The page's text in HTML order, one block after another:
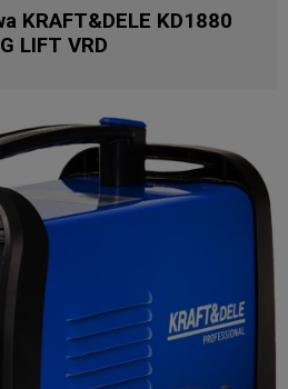
KRAFT&DELE KD1880
LIFT VRD